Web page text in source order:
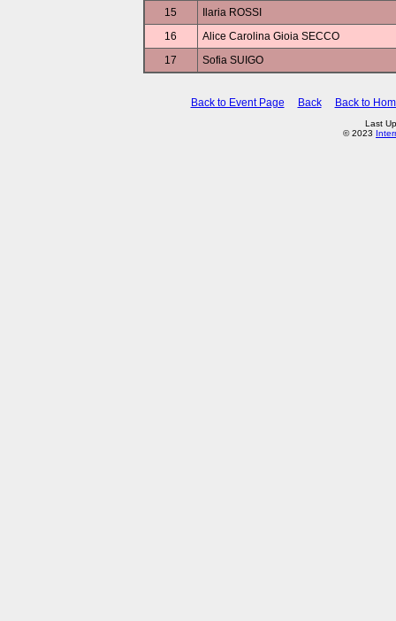
15
Ilaria ROSSI
16
Alice Carolina Gioia SECCO
17
Sofia SUIGO
Back to Event Page Back Back to
Last
© 2023